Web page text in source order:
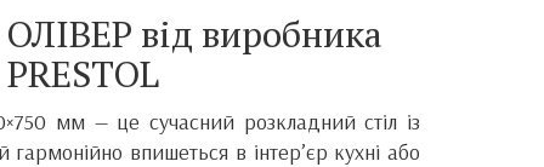
ОЛІВЕР від виробника
PRESTOL
мм — це сучасний розкладний стіл із
впишеться в інтер’єр кухні або